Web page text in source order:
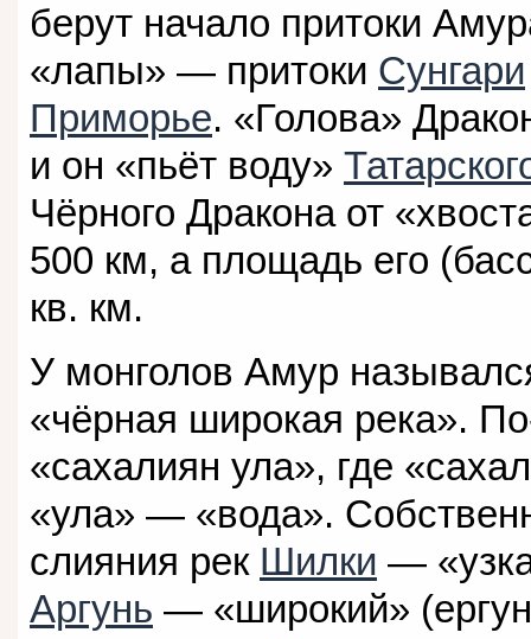
берут начало притоки
«лапы» — притоки Сунгари
Приморье. «Голова»
и он «пьёт воду»
Чёрного Дракона от
500 км, а площадь его
кв. км.
У монголов Амур
«чёрная широкая река».
«сахалиян ула», где
«ула» — «вода».
слияния рек Шилки —
Аргунь — «широкий»